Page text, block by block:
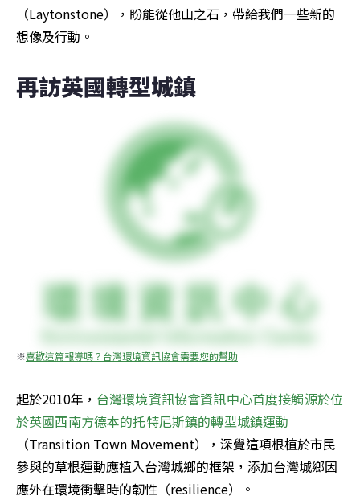
（Laytonstone），盼能從他山之石，帶給我們一些新的
想像及行動。
再訪英國轉型城鎮
※喜歡這篇報導嗎？台灣環境資訊協會需要您的幫助
起於2010年， 台灣環境資訊協會資訊中心首度接觸源於位
於英國西南方德本的托特尼斯鎮的轉型城鎮運動
（Transition Town Movement），深覺這項根植於市民
參與的草根運動應植入台灣城鄉的框架，添加台灣城鄉因
應外在環境衝擊時的韌性（resilience）。